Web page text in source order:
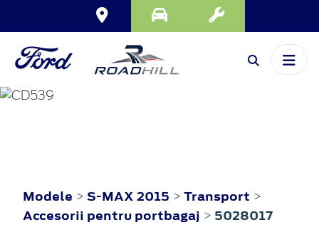
S-MAX
Modele > S-MAX 2015 > Transport >
Accesorii pentru portbagaj > 5028017